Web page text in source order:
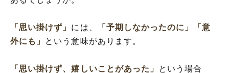
「思い掛けず」 には、 「予期しなかったのに」
「意
外にも」
という意味があります。
「思い掛けず、嬉しいことがあった」
という場合